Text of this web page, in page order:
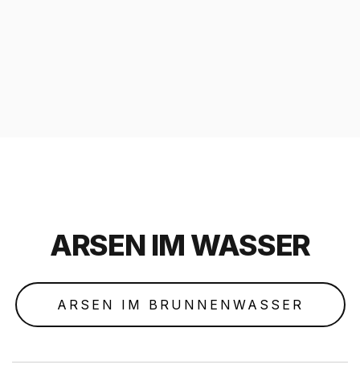
ARSEN IM WASSER
ARSEN IM BRUNNENWASSER